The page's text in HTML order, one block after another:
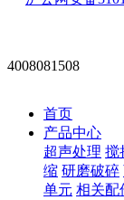
4008081508
首页
产品中心
超声处理 搅
缩 研磨破碎
单元 相关配